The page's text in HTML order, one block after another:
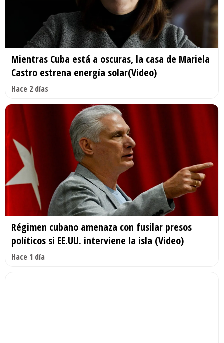
Mientras Cuba está a oscuras, la casa de Mariela
Castro estrena energía solar(Video)
Hace 2 días
Régimen cubano amenaza con fusilar presos
políticos si EE.UU. interviene la isla (Video)
Hace 1 día